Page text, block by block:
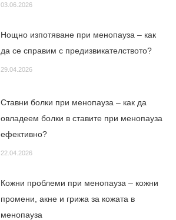
03.06.2026
Нощно изпотяване при менопауза – как
да се справим с предизвикателството?
29.04.2026
Ставни болки при менопауза – как да
овладеем болки в ставите при менопауза
ефективно?
22.04.2026
Кожни проблеми при менопауза – кожни
промени, акне и грижа за кожата в
менопауза